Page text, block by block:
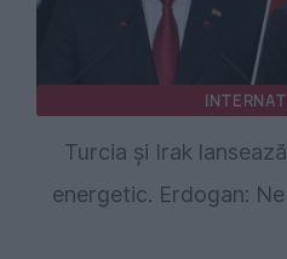
Turcia și Irak
energetic. Erdogan: